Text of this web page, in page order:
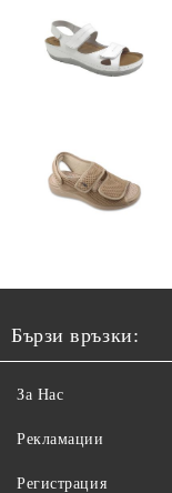
Бързи връзки:
За Нас
Рекламации
Регистрация